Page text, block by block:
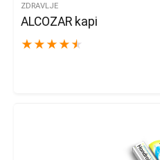
ZDRAVLJE
ALCOZAR kapi
★ ★ ★ ★ ★